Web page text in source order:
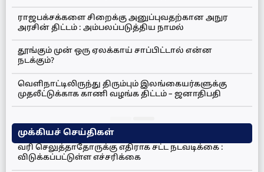
ராஜபக்சக்களை சிறைக்கு அனுப்புவதற்கான அநுர
அரசின் திட்டம் : அம்பலப்படுத்திய நாமல்
தூங்கும் முன் ஒரு ஏலக்காய் சாப்பிட்டால் என்ன
நடக்கும்?
வெளிநாட்டிலிருந்து திரும்பும் இலங்கையர்களுக்கு
முதலீட்டுக்காக காணி வழங்க திட்டம் – ஜனாதிபதி
முக்கியச் செய்திகள்
வரி செலுத்தாதோருக்கு எதிராக சட்ட நடவடிக்கை :
விடுக்கப்பட்டுள்ள எச்சரிக்கை